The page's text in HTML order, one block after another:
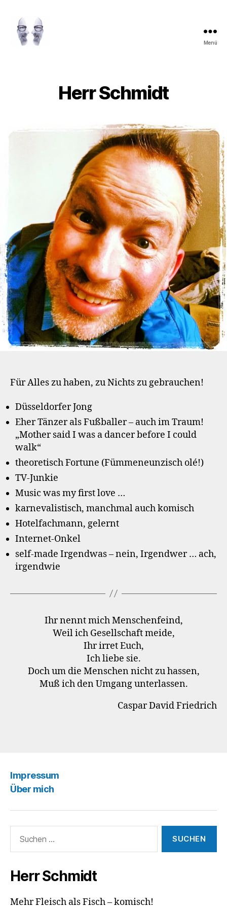
Menü
Herr Schmidt
Für Alles zu haben, zu Nichts zu gebrauchen!
Düsseldorfer Jong
Eher Tänzer als Fußballer – auch im Traum!
„Mother said I was a dancer before I could
walk“
theoretisch Fortune (Fümmeneunzisch olé!)
TV-Junkie
Music was my first love …
karnevalistisch, manchmal auch komisch
Hotelfachmann, gelernt
Internet-Onkel
self-made Irgendwas – nein, Irgendwer … ach,
irgendwie
Ihr nennt mich Menschenfeind,
Weil ich Gesellschaft meide,
Ihr irret Euch,
Ich liebe sie.
Doch um die Menschen nicht zu hassen,
Muß ich den Umgang unterlassen.
Caspar David Friedrich
Impressum
Über mich
nach:
Herr Schmidt
Mehr Fleisch als Fisch – komisch!